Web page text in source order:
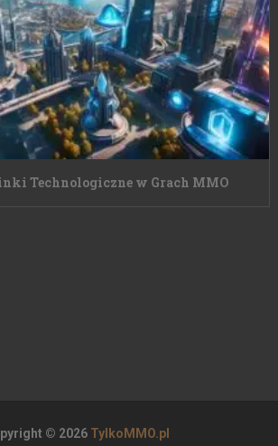
Technologiczne w Grach MMO
© 2026 TylkoMMO.pl